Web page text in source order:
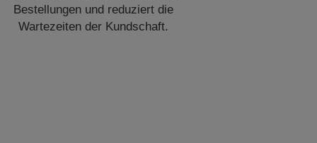
Bestellungen und reduziert die
Wartezeiten der Kundschaft.